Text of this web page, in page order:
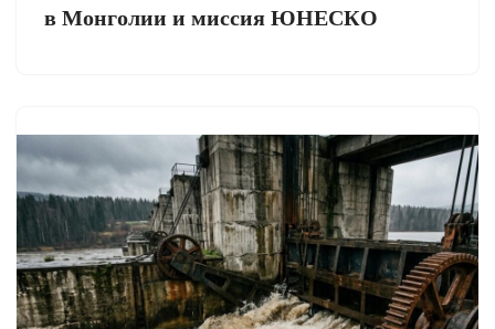
в Монголии и миссия ЮНЕСКО